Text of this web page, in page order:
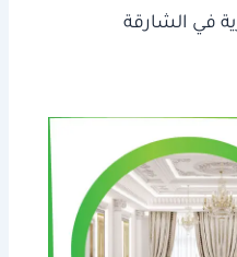
في الشارقة